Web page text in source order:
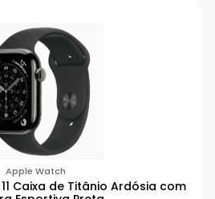
Apple Watch
Caixa de Titânio Ardósia com